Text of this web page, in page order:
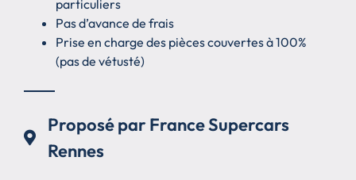
particuliers
Pas d’avance de frais
Prise en charge des pièces couvertes à 100%
(pas de vétusté)
Proposé par France Supercars
Rennes